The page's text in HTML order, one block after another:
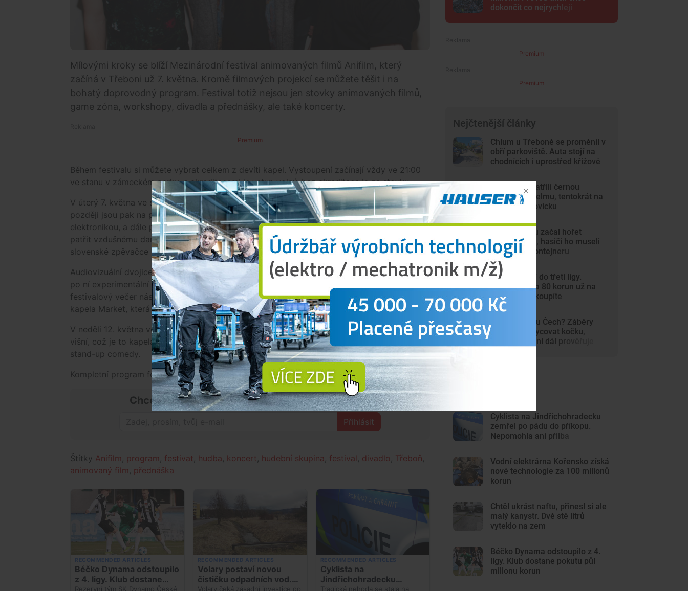
Mílovými kroky se blíží Mezinárodní festival animovaných filmů Anifilm, který
začíná v Třeboni už 7. května. Kromě filmových projekcí se můžete těšit i na
bohatý doprovodný program. Festival totiž nejsou jen stovky animovaných filmů,
game zóna, workshopy, divadla a přednášky, ale také koncerty.
Premium
Během festivalu si můžete vybrat celkem z devíti kapel. Vystoupení začínají vždy ve 21:00
ve stanu v zámeckém parku, s akreditacemi je vstup volný, bez akreditace je za stovku.
V úterý 7. května ve stanu vystoupí plzeňská indie popová dvojice TeePee. O den
později jsou pak na programu koncerty kapel Noví lidé, kombinující darkwave s
elektronikou, a dále pak indie rocková kapela Ghost of You. Čtvrteční večer bude
patřit vzdušnému dark popu s minimalistickými aranžemi v podání kapely Čáry života a
slovenské zpěvačce Katarzii s jejími folk-rapovými písničkami.
Audiovizuální dvojice Space Love, která v dubnu pokřtila nové album “Hyper Hyper” a hned
po ní experimentální elektronická kapela WWW zahrají v pátek 10. května. Poslední
festivalový večer nás čeká kytarový pop v podání dua Dukla a po nich zahraje
kapela Market, která ve své tvorbě kombinuje jazz, rap a pop.
V neděli 12. května ve 14:00 se můžete vypravit na koncert Střídmých klusáků v kulisách
višní, což je to kapela s vlastní autorskou tvorbou, propojující hudbu s divadlem, poezií a
stand-up comedy.
Kompletní program festivalu najdete nawebových stránkých .
Chceš mít přehled o tom, co se děje kolem tebe?
Přihlásit
Štítky Anifilm program festivat hudba koncert hudební skupina festival divadlo Třeboň
animovaný film přednáška
dokončit co nejrychleji
Premium
Premium
Nejčtenější články
Chlum u Třeboně se proměnil v
obří parkoviště. Auta stojí na
chodnících i uprostřed křížové
Lidé opět spatřili černou
kočkovitou šelmu, tentokrát na
Českobudějovicku
V autosalonu začal hořet
elektromobil, hasiči ho museli
ponořit do kontejneru
Dynamo míří do třetí ligy.
Vstupenky za 80 korun už na
internetu nekoupíte
Šelma na jihu Čech? Záběry
mohou zachycovat kočku,
policie hlášení dál prověřuje
Cyklista na Jindřichohradecku
zemřel po pádu do příkopu.
Nepomohla ani přilba
Vodní elektrárna Kořensko získá
nové technologie za 100 milionů
korun
Chtěl ukrást naftu, přinesl si ale
malý kanystr. Dvě stě litrů
vyteklo na zem
Béčko Dynama odstoupilo z 4.
ligy. Klub dostane pokutu půl
milionu korun